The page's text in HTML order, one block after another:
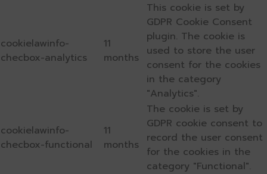
cookielawinfo-
checbox-analytics
11
months
This cookie is set by
GDPR Cookie Consent
plugin. The cookie is
used to store the user
consent for the cookies
in the category
"Analytics".
cookielawinfo-
checbox-functional
11
months
The cookie is set by
GDPR cookie consent to
record the user consent
for the cookies in the
category "Functional".